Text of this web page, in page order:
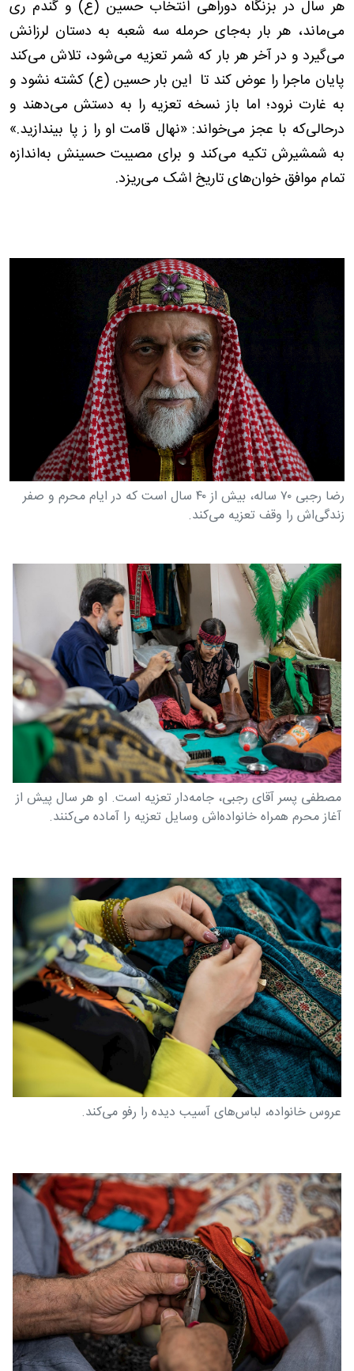
هر سال در بزنگاه دوراهی انتخاب حسین (ع) و گندم ری
می‌ماند، هر بار به‌جای حرمله سه شعبه به دستان لرزانش
می‌گیرد و در آخر هر بار که شمر تعزیه می‌شود، تلاش می‌کند
پایان ماجرا را عوض کند تا این بار حسین‌ (ع) کشته نشود و
به غارت نرود؛ اما باز نسخه تعزیه را به دستش می‌دهند و
درحالی‌که با عجز می‌خواند: «نهال قامت او را ز پا بیندازید.»
به شمشیرش تکیه می‌کند و برای مصیبت حسینش به‌اندازه
تمام موافق خوان‌های تاریخ اشک می‌ریزد.
رضا رجبی ۷۰ ساله، بیش از ۴۰ سال است که در ایام محرم و صفر
زندگی‌اش را وقف تعزیه می‌کند.
مصطفی پسر آقای رجبی، جامه‌دار تعزیه است. او هر سال پیش از
آغاز محرم همراه خانواده‌اش وسایل تعزیه را آماده می‌کنند.
عروس خانواده، لباس‌های آسیب دیده را رفو می‌کند.